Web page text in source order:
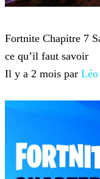
Fortnite Chapitre 7
ce qu’il faut savoir
Il y a 2 mois par